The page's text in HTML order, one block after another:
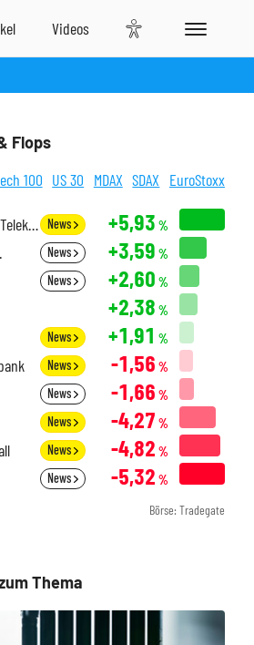
Flops
100 US 30 MDAX SDAX EuroStoxx
Deutsche Telekom News +5,93 %
News +3,59 %
News +2,60 %
+2,38 %
News +1,91 %
News -1,56 %
News -1,66 %
News -4,27 %
News -4,82 %
News -5,32 %
Börse: Tradegate
Thema